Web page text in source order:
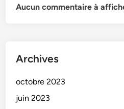
Aucun commentaire à
Archives
octobre 2023
juin 2023